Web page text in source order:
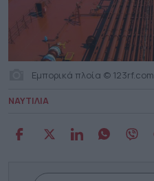
Εμπορικά πλοία © 123rf.com
ΝΑΥΤΙΛΙΑ